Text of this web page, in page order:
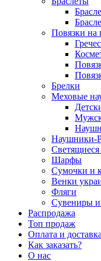
Повязки на
Брелки
Меховые
Наушники-
Шарфы
Сумочки и
Венки
Фляги
Сувениры
Распродажа
Топ продаж
Оплата и доставка
Как заказать?
О нас